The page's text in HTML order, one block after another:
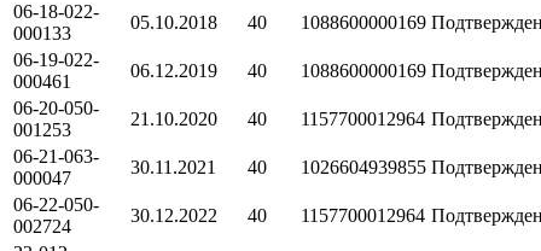
06-18-022-
000133
05.10.2018 40 1088600000169
06-19-022-
000461
06.12.2019 40 1088600000169
06-20-050-
001253
21.10.2020 40 1157700012964
06-21-063-
000047
30.11.2021 40 1026604939855
06-22-050-
002724
30.12.2022 40 1157700012964